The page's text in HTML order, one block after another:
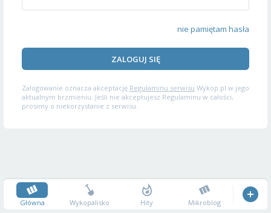
nie pamiętam hasła
ZALOGUJ SIĘ
Zalogowanie oznacza akceptację Regulaminu serwisu Wykop.pl w jego
aktualnym brzmieniu. Jeśli nie akceptujesz Regulaminu w całości,
prosimy o niekorzystanie z serwisu.
Główna Wykopalisko Hity Mikroblog